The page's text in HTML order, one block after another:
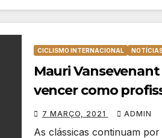
CICLISMO INTERNACIONAL
Mauri
vencer como
concorrência de luxo
7 MARÇO, 2021 ADMIN
As clássicas continuam